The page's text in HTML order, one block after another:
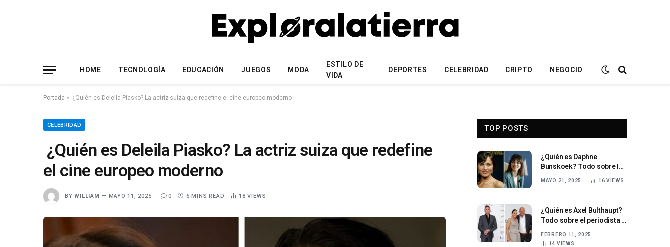
HOME TECNOLOGÍA EDUCACIÓN JUEGOS MODA
ESTILO DE
VIDA
DEPORTES CELEBRIDAD CRIPTO NEGOCIO
Portada » ¿Quién es Deleila Piasko? La actriz suiza que redefine el cine europeo moderno
CELEBRIDAD
¿Quién es Deleila Piasko? La actriz suiza que redefine
el cine europeo moderno
BY WILLIAM MAYO 11, 2025 0 6 MINS READ 18VIEWS
TOP POSTS
¿Quién es Daphne
Bunskoek? Todo sobre la
aclamada actriz Daphne
MAYO 21, 2025 16 VIEWS
¿Quién es Axel Bulthaupt?
Todo sobre el periodista y
FEBRERO 11, 2025
14 VIEWS